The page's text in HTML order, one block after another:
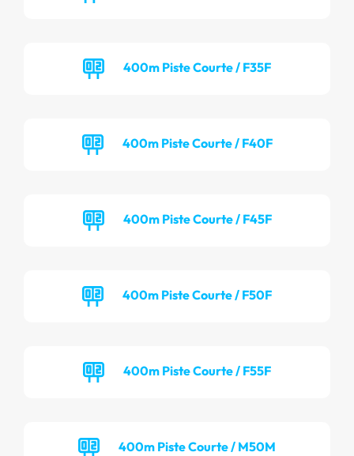
400m Piste Courte / F35F
400m Piste Courte / F40F
400m Piste Courte / F45F
400m Piste Courte / F50F
400m Piste Courte / F55F
400m Piste Courte / M50M